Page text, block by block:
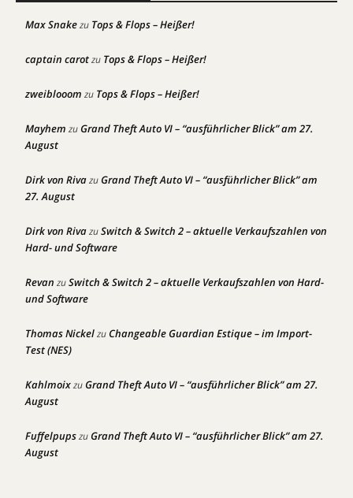
Max Snakezu Tops & Flops – Heißer!
captain carotzu Tops & Flops – Heißer!
zweiblooom zu Tops & Flops – Heißer!
Mayhem zuGrand Theft Auto VI – “ausführlicher Blick” am 27.
August
Dirk von RivazuGrand Theft Auto VI – “ausführlicher Blick” am
27. August
Dirk von RivazuSwitch & Switch 2 – aktuelle Verkaufszahlen von
Hard- und Software
Revan zuSwitch & Switch 2 – aktuelle Verkaufszahlen von Hard-
und Software
Thomas NickelzuChangeable Guardian Estique – im Import-
Test (NES)
KahlmoixzuGrand Theft Auto VI – “ausführlicher Blick” am 27.
August
FuffelpupszuGrand Theft Auto VI – “ausführlicher Blick” am 27.
August